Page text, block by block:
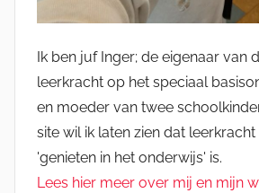
Ik ben juf Inger; de eigenaar van
leerkracht op het speciaal
en moeder van twee
site wil ik laten zien dat
'genieten in het onderwijs' is.
Lees hier meer over mij en mijn